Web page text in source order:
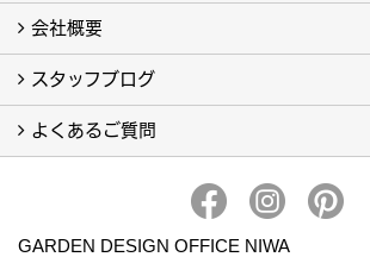
フォトギャラリー
完工事例
会社概要
会社概要・アクセス
イベント一覧
スタッフブログ
スタッフブログ
スタッフ一覧
よくあるご質問
GARDEN DESIGN OFFICE NIWA